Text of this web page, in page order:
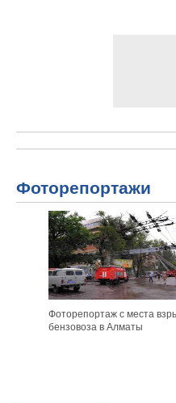
Фоторепортажи
Фоторепортаж с места
бензовоза в Алматы